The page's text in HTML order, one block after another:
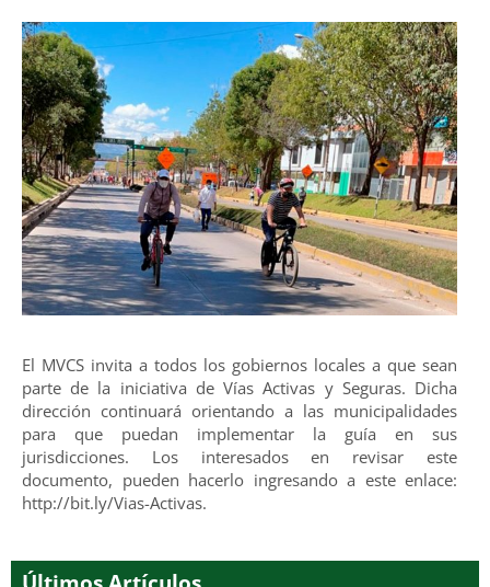
El MVCS invita a todos los gobiernos locales a que sean
parte de la iniciativa de Vías Activas y Seguras. Dicha
dirección continuará orientando a las municipalidades
para que puedan implementar la guía en sus
jurisdicciones. Los interesados en revisar este
documento, pueden hacerlo ingresando a este enlace:
http://bit.ly/Vias-Activas.